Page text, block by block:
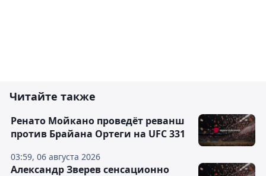
Читайте также
03:59, 06 августа 2026
Ренато Мойкано проведёт реванш
против Брайана Ортеги на UFC 331
Александр Зверев сенсационно